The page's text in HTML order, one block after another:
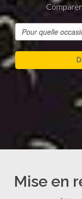
Mise en